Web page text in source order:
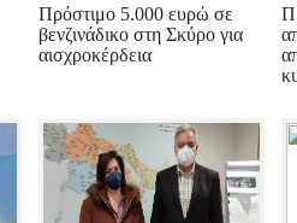
Πρόστιμο 5.000 ευρώ σε
βενζινάδικο στη Σκύρο για
αισχροκέρδεια